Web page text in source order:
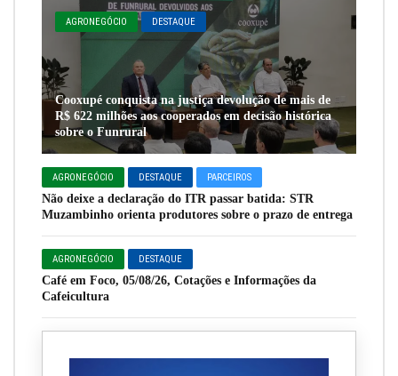
AGRONEGÓCIO DESTAQUE
Cooxupé conquista na justiça devolução de mais de
R$ 622 milhões aos cooperados em decisão histórica
sobre o Funrural
AGRONEGÓCIO DESTAQUE PARCEIROS
Não deixe a declaração do ITR passar batida: STR
Muzambinho orienta produtores sobre o prazo de entrega
AGRONEGÓCIO DESTAQUE
Café em Foco, 05/08/26, Cotações e Informações da
Cafeicultura